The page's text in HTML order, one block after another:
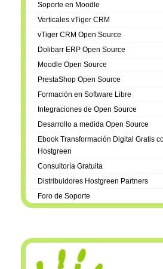
Soporte en Moodle
Verticales vTiger CRM
vTiger CRM Open Source
Dolibarr ERP Open Source
Moodle Open Source
PrestaShop Open Source
Formación en Software Libre
Integraciones de Open Source
Desarrollo a medida Open Source
Ebook Transformación Digital Gratis
Hostgreen
Consultoría Gratuita
Distribuidores Hostgreen Partners
Foro de Soporte